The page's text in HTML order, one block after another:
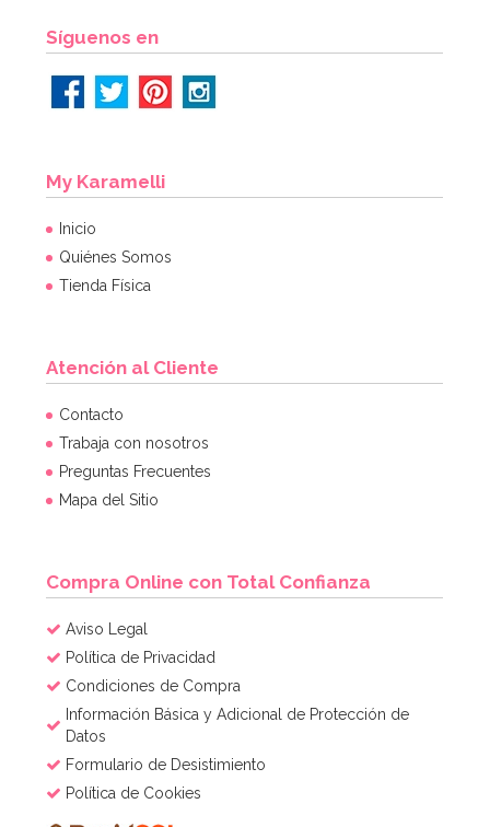
Molde Plástico Cerebro 19,5 cm
4,95€
AÑADIR
Síguenos en
My Karamelli
Inicio
Quiénes Somos
Tienda Física
Atención al Cliente
Contacto
Trabaja con nosotros
Preguntas Frecuentes
Mapa del Sitio
Compra Online con Total Confianza
Aviso Legal
Política de Privacidad
Condiciones de Compra
Información Básica y Adicional de Protección de
Datos
Formulario de Desistimiento
Política de Cookies